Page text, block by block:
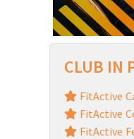
CLUB IN
FitActive
FitActive
FitActive